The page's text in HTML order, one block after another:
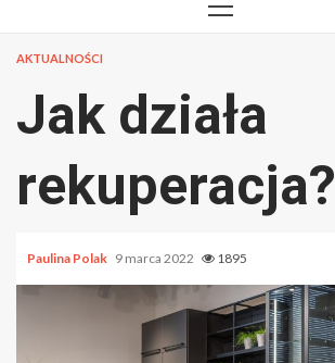
PRIMARY
AKTUALNOŚCI
Jak działa
rekuperacja?
Paulina Polak 9 marca 2022 1895